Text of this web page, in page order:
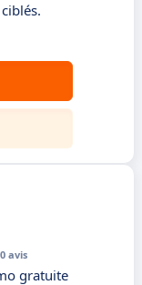
avis
gratuite